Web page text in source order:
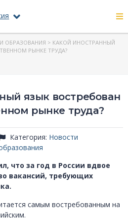
ОБРАЗОВАНИЯ > КАКОЙ ИНОСТРАННЫЙ
РЫНКЕ ТРУДА?
язык востребован
рынке труда?
Категория: Новости
что за год в России вдвое
вакансий, требующих
самым востребованным на